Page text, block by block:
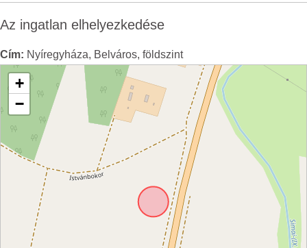
Az ingatlan elhelyezkedése
Cím: Nyíregyháza, Belváros, földszint
+
−